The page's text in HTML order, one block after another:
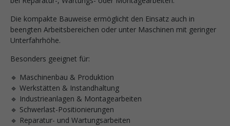
Die kompakte Bauweise ermöglicht den Einsatz auch in
beengten Arbeitsbereichen oder unter Maschinen mit geringer
Unterfahrhöhe.
Besonders geeignet für:
🔹 Maschinenbau & Produktion
🔹 Werkstätten & Instandhaltung
🔹 Industrieanlagen & Montagearbeiten
🔹 Schwerlast-Positionierungen
🔹 Reparatur- und Wartungsarbeiten